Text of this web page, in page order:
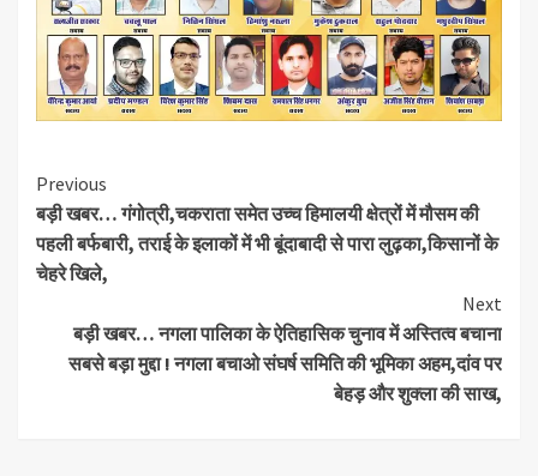
Continue
Reading
Previous
बड़ी खबर… गंगोत्री,चकराता समेत उच्च हिमालयी क्षेत्रों में मौसम की
पहली बर्फबारी, तराई के इलाकों में भी बूंदाबादी से पारा लुढ़का,किसानों के
चेहरे खिले,
Next
बड़ी खबर… नगला पालिका के ऐतिहासिक चुनाव में अस्तित्व बचाना
सबसे बड़ा मुद्दा ! नगला बचाओ संघर्ष समिति की भूमिका अहम,दांव पर
बेहड़ और शुक्ला की साख,